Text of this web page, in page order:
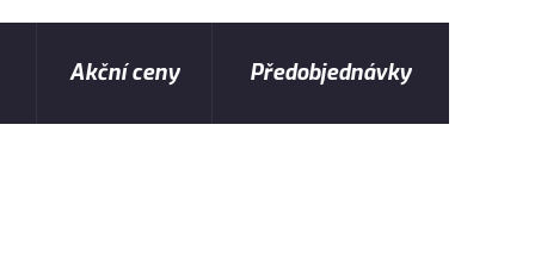
Akční ceny Předobjednávky